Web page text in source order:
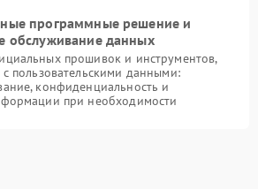
программные решение и
обслуживание данных
прошивок и инструментов,
пользовательскими данными:
конфиденциальность и
при необходимости